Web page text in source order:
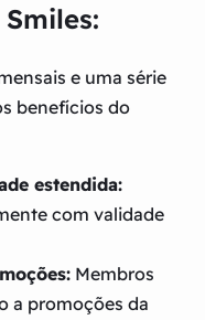
e uma série
benefícios do
estendida:
com validade
Membros
a promoções da